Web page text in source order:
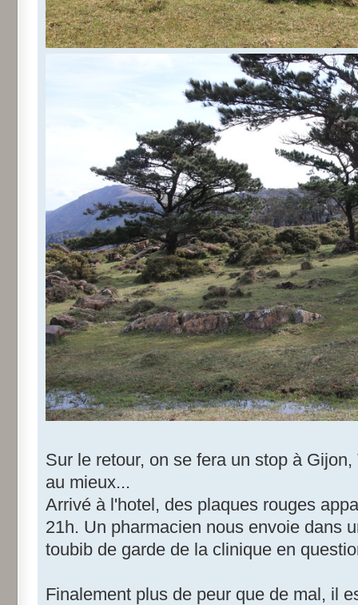
Sur le retour, on se fera un stop à
au mieux...
Arrivé à l'hotel, des plaques rouges
21h. Un pharmacien nous envoie dans
toubib de garde de la clinique en
Finalement plus de peur que de mal, il